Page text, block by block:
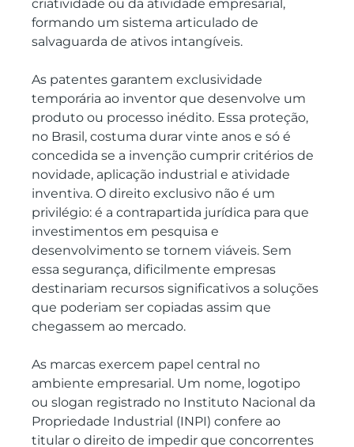
criatividade ou da atividade empresarial,
formando um sistema articulado de
salvaguarda de ativos intangíveis.
As patentes garantem exclusividade
temporária ao inventor que desenvolve um
produto ou processo inédito. Essa proteção,
no Brasil, costuma durar vinte anos e só é
concedida se a invenção cumprir critérios de
novidade, aplicação industrial e atividade
inventiva. O direito exclusivo não é um
privilégio: é a contrapartida jurídica para que
investimentos em pesquisa e
desenvolvimento se tornem viáveis. Sem
essa segurança, dificilmente empresas
destinariam recursos significativos a soluções
que poderiam ser copiadas assim que
chegassem ao mercado.
As marcas exercem papel central no
ambiente empresarial. Um nome, logotipo
ou slogan registrado no Instituto Nacional da
Propriedade Industrial (INPI) confere ao
titular o direito de impedir que concorrentes